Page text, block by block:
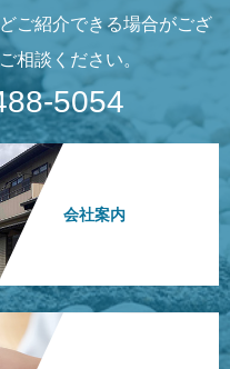
ご紹介できる場合がござ
相談ください。
5054
会社案内